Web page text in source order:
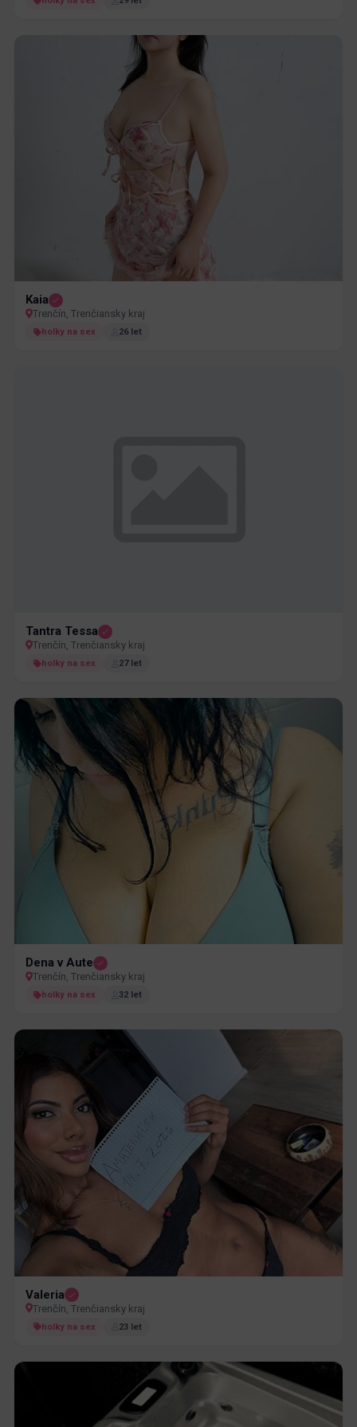
Kaia
Trenčín, Trenčiansky kraj
holky na sex 26 let
Tantra Tessa
Trenčín, Trenčiansky kraj
holky na sex 27 let
Dena v Aute
Trenčín, Trenčiansky kraj
holky na sex 32 let
Valeria
Trenčín, Trenčiansky kraj
holky na sex 23 let